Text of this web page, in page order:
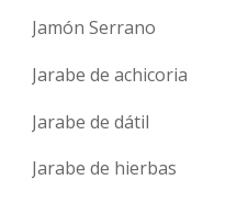
Jamón Serrano
Jarabe de achicoria
Jarabe de dátil
Jarabe de hierbas